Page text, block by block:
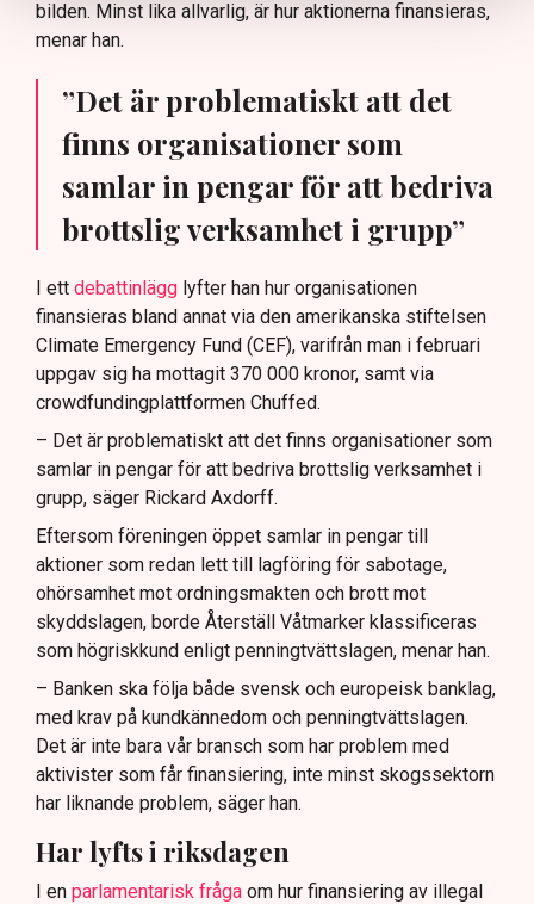
bilden. Minst lika allvarlig, är hur aktionerna finansieras,
menar han.
”Det är problematiskt att det
finns organisationer som
samlar in pengar för att bedriva
brottslig verksamhet i grupp”
I ett debattinlägg lyfter han hur organisationen
finansieras bland annat via den amerikanska stiftelsen
Climate Emergency Fund (CEF), varifrån man i februari
uppgav sig ha mottagit 370 000 kronor, samt via
crowdfundingplattformen Chuffed.
– Det är problematiskt att det finns organisationer som
samlar in pengar för att bedriva brottslig verksamhet i
grupp, säger Rickard Axdorff.
Eftersom föreningen öppet samlar in pengar till
aktioner som redan lett till lagföring för sabotage,
ohörsamhet mot ordningsmakten och brott mot
skyddslagen, borde Återställ Våtmarker klassificeras
som högriskkund enligt penningtvättslagen, menar han.
– Banken ska följa både svensk och europeisk banklag,
med krav på kundkännedom och penningtvättslagen.
Det är inte bara vår bransch som har problem med
aktivister som får finansiering, inte minst skogssektorn
har liknande problem, säger han.
Har lyfts i riksdagen
I en parlamentarisk fråga om hur finansiering av illegal